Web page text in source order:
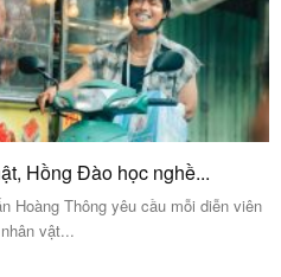
Hồng Đào học nghề...
Hoàng Thông yêu cầu mỗi diễn viên
vật...